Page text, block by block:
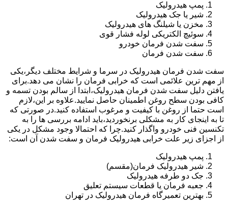
پمپ هیدرولیک
شیر یا جک هیدرولیک
مخزن یا شیلنگ های هیدرولیک
سوئیچ الکتریکی لوله فشار قوی
سفت شدن فرمان خودرو
سفت شدن فرمان
سفت شدن فرمان هیدرولیک در سرما و شرایط مختلف دیگر،یکی
از مهم ترین علائمی است که خرابی فرمان را نشان می دهد.برای
یافتن دلیل سفت شدن فرمان هیدرولیک،ابتدا از سالم بودن تسمه و
کافی بودن سطح روغن اطمینان حاصل نمایید.علاوه بر این،لازم
است حتما از روغن با کیفیت و مرغوب استفاده کنید.در صورتی که
تا به اینجای کار به مشکلی برنخوردید،باید ادامه بررسی ها را به
تکنسین فنی خودرو واگذار کنید.چرا که احتمالا وجود مشکل در یکی
از اجزای زیر علت خرابی هیدرولیک فرمان و سفت شدن آن است:
پمپ هیدرولیک
شیر هیدرولیک فرمان(مقسم)
جک دو طرفه هیدرولیک
جعبه فرمان یا قطعات سیستم تعلیق
بهترین تعمیرگاه فرمان هیدرولیک در تهران